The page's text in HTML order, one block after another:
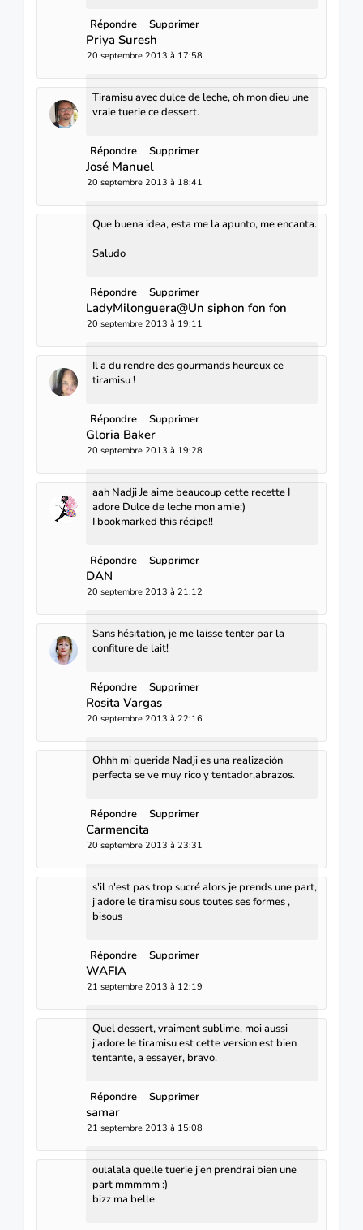
Répondre Supprimer
Priya Suresh
20 septembre 2013 à 17:58
Tiramisu avec dulce de leche, oh mon dieu une
vraie tuerie ce dessert.
Répondre Supprimer
José Manuel
20 septembre 2013 à 18:41
Que buena idea, esta me la apunto, me encanta.
Saludo
Répondre Supprimer
LadyMilonguera@Un siphon fon fon
20 septembre 2013 à 19:11
Il a du rendre des gourmands heureux ce
tiramisu !
Répondre Supprimer
Gloria Baker
20 septembre 2013 à 19:28
aah Nadji Je aime beaucoup cette recette I
adore Dulce de leche mon amie:)
I bookmarked this récipe!!
Répondre Supprimer
DAN
20 septembre 2013 à 21:12
Sans hésitation, je me laisse tenter par la
confiture de lait!
Répondre Supprimer
Rosita Vargas
20 septembre 2013 à 22:16
Ohhh mi querida Nadji es una realización
perfecta se ve muy rico y tentador,abrazos.
Répondre Supprimer
Carmencita
20 septembre 2013 à 23:31
s'il n'est pas trop sucré alors je prends une part,
j'adore le tiramisu sous toutes ses formes ,
bisous
Répondre Supprimer
WAFIA
21 septembre 2013 à 12:19
Quel dessert, vraiment sublime, moi aussi
j'adore le tiramisu est cette version est bien
tentante, a essayer, bravo.
Répondre Supprimer
samar
21 septembre 2013 à 15:08
oulalala quelle tuerie j'en prendrai bien une
part mmmmm :)
bizz ma belle